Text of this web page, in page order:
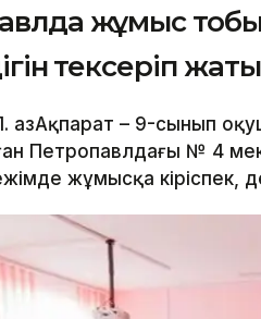
жұмыс
тексеріп
ҚазАқпарат – 9-сынып
Петропавлдағы № 4
жұмысқа кіріспек,